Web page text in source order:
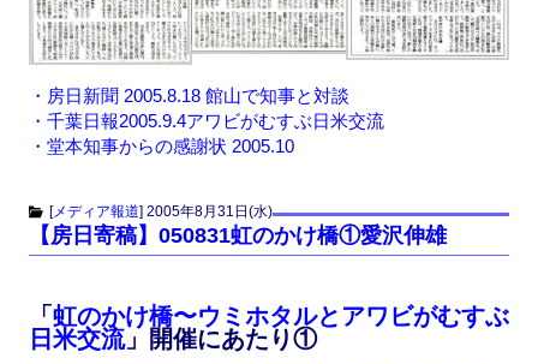
・ 房日新聞 2005.8.18 館山で知事と対談
・ 千葉日報2005.9.4アワビがむすぶ日米交流
・ 堂本知事からの感謝状 2005.10
[メディア報道] 2005年8月31日(水)
【房日寄稿】050831虹のかけ橋①愛沢伸雄
「 虹のかけ橋〜ウミホタルとアワビがむすぶ
日米交流」開催にあたり①